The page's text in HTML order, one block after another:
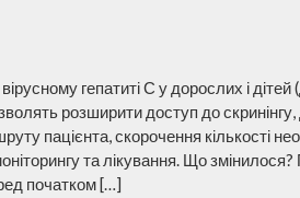
гепатиті С у дорослих і дітей
розширити доступ до скринінгу,
пацієнта, скорочення кількості
та лікування. Що
початком […]